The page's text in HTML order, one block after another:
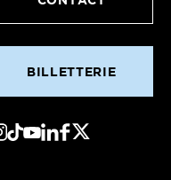
BILLETTERIE